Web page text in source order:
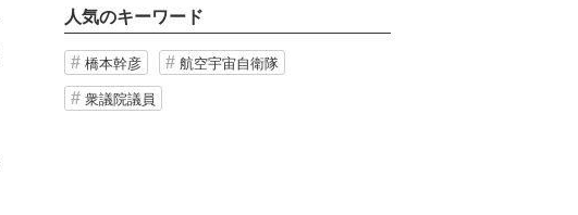
人気のキーワード
橋本幹彦 航空宇宙自衛隊
衆議院議員